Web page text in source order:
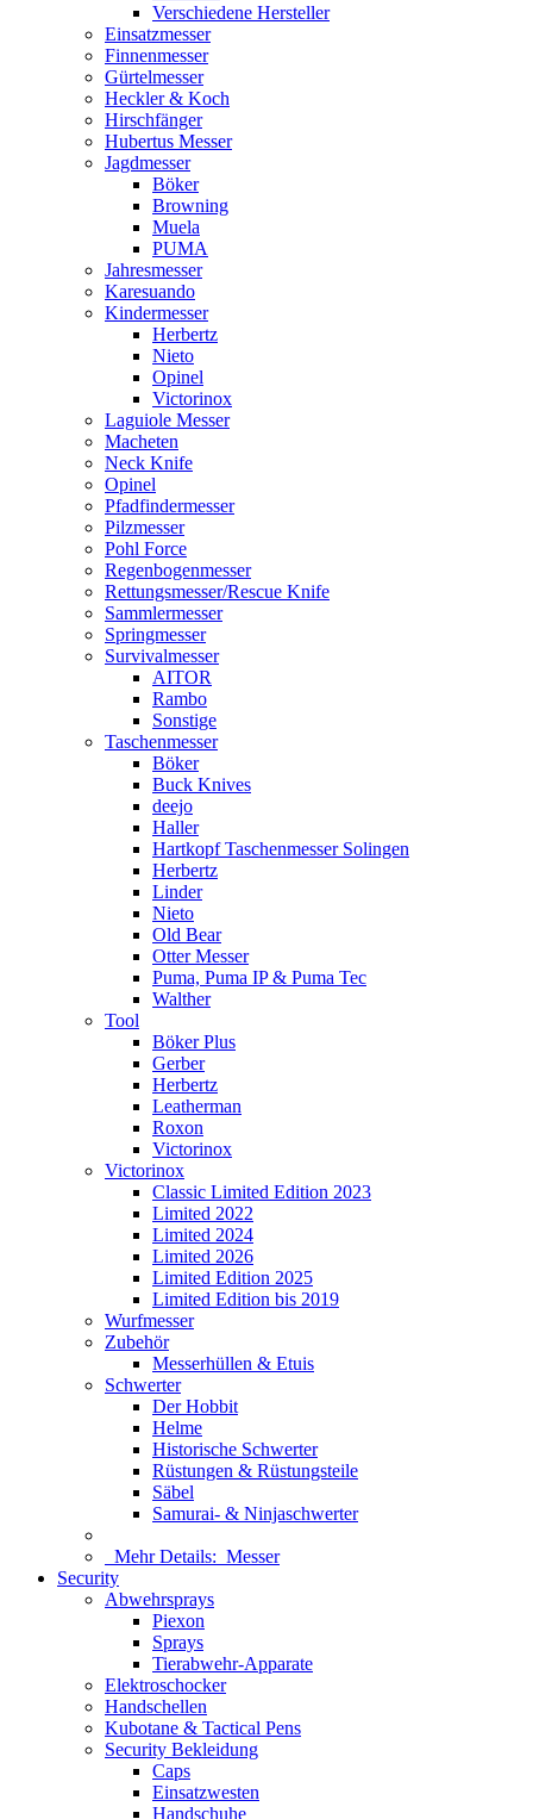
Verschiedene Hersteller
Einsatzmesser
Finnenmesser
Gürtelmesser
Heckler & Koch
Hirschfänger
Hubertus Messer
Jagdmesser
Böker
Browning
Muela
PUMA
Jahresmesser
Karesuando
Kindermesser
Herbertz
Nieto
Opinel
Victorinox
Laguiole Messer
Macheten
Neck Knife
Opinel
Pfadfindermesser
Pilzmesser
Pohl Force
Regenbogenmesser
Rettungsmesser/Rescue Knife
Sammlermesser
Springmesser
Survivalmesser
AITOR
Rambo
Sonstige
Taschenmesser
Böker
Buck Knives
deejo
Haller
Hartkopf Taschenmesser Solingen
Herbertz
Linder
Nieto
Old Bear
Otter Messer
Puma, Puma IP & Puma Tec
Walther
Tool
Böker Plus
Gerber
Herbertz
Leatherman
Roxon
Victorinox
Victorinox
Classic Limited Edition 2023
Limited 2022
Limited 2024
Limited 2026
Limited Edition 2025
Limited Edition bis 2019
Wurfmesser
Zubehör
Messerhüllen & Etuis
Schwerter
Der Hobbit
Helme
Historische Schwerter
Rüstungen & Rüstungsteile
Säbel
Samurai- & Ninjaschwerter
Mehr Details: Messer
Security
Abwehrsprays
Piexon
Sprays
Tierabwehr-Apparate
Elektroschocker
Handschellen
Kubotane & Tactical Pens
Security Bekleidung
Caps
Einsatzwesten
Handschuhe